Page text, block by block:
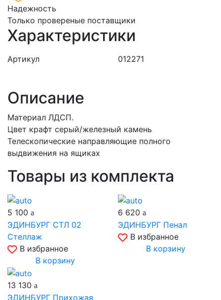
Надежность
Только провереные поставщики
Характеристики
Артикул 012271
Описание
Материал ЛДСП.
Цвет крафт серый/железный камень
Телескопические направляющие полного
выдвижения на ящиках
Товары из комплекта
5 100
ЭДИНБУРГ СТЛ 02
Стеллаж
В избранное
В корзину
6 620
ЭДИНБУРГ Пенал
В избранное
В корзину
13 130
ЭДИНБУРГ Прихожая